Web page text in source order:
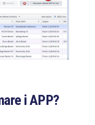
i APP?